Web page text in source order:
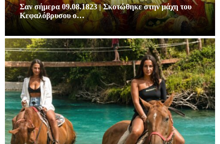
Σαν σήμερα 09.08.1823 | Σκοτώθηκε στην μάχη του
Κεφαλόβρυσου ο…